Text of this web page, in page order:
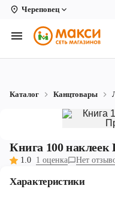
Череповец
Вологда
Архангельск
Коряжма
Котлас
Каталог Канцтовары
Книга 100
1.0 1 оценка Нет
Характеристики